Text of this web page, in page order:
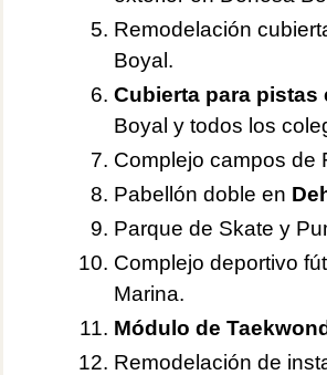
Remodelación
Boyal.
Cubierta para pistas
Boyal y todos los
Complejo campos de
Pabellón doble en
Parque de Skate y
Complejo deportivo
Marina.
Módulo de
Remodelación de